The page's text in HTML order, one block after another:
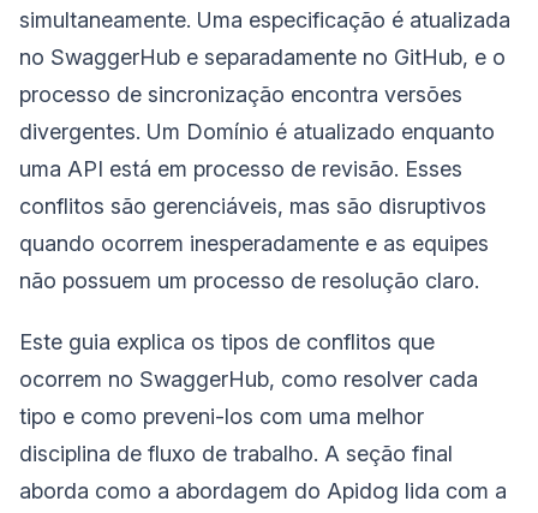
simultaneamente. Uma especificação é atualizada
no SwaggerHub e separadamente no GitHub, e o
processo de sincronização encontra versões
divergentes. Um Domínio é atualizado enquanto
uma API está em processo de revisão. Esses
conflitos são gerenciáveis, mas são disruptivos
quando ocorrem inesperadamente e as equipes
não possuem um processo de resolução claro.
Este guia explica os tipos de conflitos que
ocorrem no SwaggerHub, como resolver cada
tipo e como preveni-los com uma melhor
disciplina de fluxo de trabalho. A seção final
aborda como a abordagem do Apidog lida com a